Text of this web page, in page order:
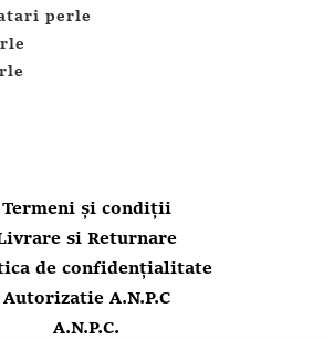
perle
Termeni și condiții
si Returnare
de confidențialitate
Autorizatie A.N.P.C
A.N.P.C.